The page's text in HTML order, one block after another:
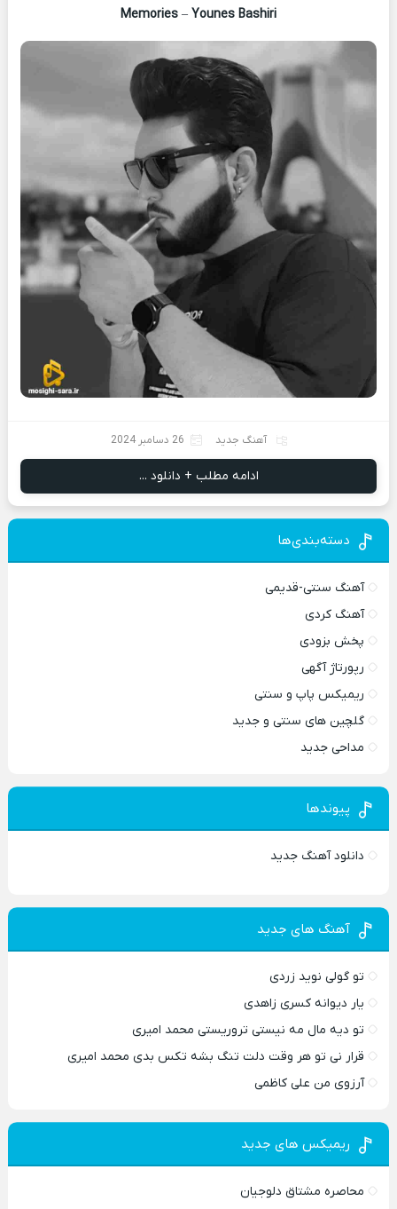
Memories – Younes Bashiri
آهنگ جدید 26 دسامبر 2024
ادامه مطلب + دانلود ...
دسته‌بندی‌ها
آهنگ سنتی-قدیمی
آهنگ کردی
پخش بزودی
رپورتاژ آگهی
ریمیکس پاپ و سنتی
گلچین های سنتی و جدید
مداحی جدید
پیوندها
دانلود آهنگ جدید
آهنگ های جدید
تو گولی نوید زردی
یار دیوانه کسری زاهدی
تو دیه مال مه نیستی تروریستی محمد امیری
قرار نی تو هر وقت دلت تنگ بشه تکس بدی محمد امیری
آرزوی من علی کاظمی
ریمیکس های جدید
محاصره مشتاق دلوجیان